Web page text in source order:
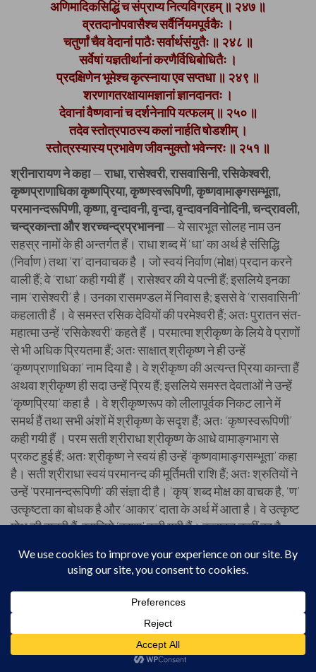
अणिमादिकसिद्धिं च संप्राप्य नित्यविग्रहम् ॥ २४७ ॥
व्रतदानोपवासैश्च सर्वैर्नियमपूर्वकैः ।
चतुर्णां चैव वेदानां पाठैः सर्वार्थसंयुतैः ॥ २४८ ॥
सर्वेषां यज्ञतीर्थानां करणैर्विधिबोधितैः ।
प्रदक्षिणेन भूमेश्च कृत्स्नाया एव सप्तधा ॥ २४९ ॥
शरणागतरक्षायामज्ञानां ज्ञानदानतः ।
देवानां वैष्णवानां च दर्शनेनापि यत्फलम् ॥ २५० ॥
तदेव स्तोत्रपाठस्य कलां नार्हति षोडशीम् ।
स्तोत्रस्यास्य प्रभावेण जीवन्मुक्तो भवेन्नरः ॥ २५१ ॥
श्रीनारायण ने कहा—राधा, रासेश्वरी, रासवासिनी, रसिकेश्वरी,
कृष्णप्राणाधिका कृष्णप्रिया, कृष्णस्वरूपिणी, कृष्णवामाङ्गसम्भूता,
परमानन्दरूपिणी, कृष्णा, वृन्दावनी, वृन्दा, वृन्दावनविनोदिनी, चन्द्रावली,
चन्द्रकान्ता और शरच्चन्द्रप्रभानना— ये सारभूत सोलह नाम उन
सहस्र नामों के ही अन्तर्गत हैं। राधा शब्द में ‘धा’ का अर्थ है संसिद्धि
(निर्वाण ) तथा ‘रा’ दानवाचक है । जो स्वयं निर्वाण (मोक्ष) प्रदान करने
वाली हैं; वे ‘राधा’ कही गयी हैं । रासेश्वर की ये पत्नी हैं; इसलिये इनका
नाम ‘रासेश्वरी’ है। उनका रासमण्डल में निवास है; इससे वे ‘रासवासिनी’
कहलाती हैं । वे समस्त रसिक देवियों की परमेश्वरी हैं; अतः पुरातन संत-
महात्मा उन्हें ‘रसिकेश्वरी’ कहते हैं । परमात्मा श्रीकृष्ण के लिये वे प्राणों
से भी अधिक प्रियतमा हैं; अतः साक्षात् श्रीकृष्ण ने ही उन्हें
‘कृष्णप्राणाधिका’ नाम दिया है। वे श्रीकृष्ण की अत्यन्त प्रिया कान्ता हैं
अथवा श्रीकृष्ण ही सदा उन्हें प्रिय हैं; इसलिये समस्त देवताओं ने उन्हें
‘कृष्णप्रिया’ कहा है । वे श्रीकृष्णरूप को लीलापूर्वक निकट लाने में
समर्थ हैं तथा सभी अंशों में श्रीकृष्ण के सदृश हैं; अतः ‘कृष्णस्वरूपिणी’
कही गयी हैं । परम सती श्रीराधा श्रीकृष्ण के आधे वामाङ्गभाग से
प्रकट हुई हैं; अतः श्रीकृष्ण ने स्वयं ही उन्हें ‘कृष्णवामाङ्गसम्भूता’ कहा
है। सती श्रीराधा स्वयं परमानन्द की मूर्तिमती राशि हैं; अतः श्रुतियों ने
उन्हें ‘परमानन्दरूपिणी’ की संज्ञा दी है। ‘कृष्’ शब्द मोक्ष का वाचक है, ‘ण’
उत्कृष्टता का बोधक है और ‘आकार’ दाता के अर्थ में आता है। वे उत्कृष्ट
मोक्ष की दात्री हैं; इसलिये ‘कृष्णा’ कही गयी हैं। वृन्दावन उन्हीं का है;
कारण उन्हें यह नाम प्राप्त हुआ है। सखियों के समुदाय को ‘वृन्द’ कहते हैं
और ‘अकार’ सत्ता का वाचक है । उनके समूह-की-समूह सखियाँ हैं;
इसलिये वे ‘वृन्दा’ कही गयी हैं। उन्हें सदा वृन्दावन में विनोद प्राप्त होता है;
अतः वेद उनको ‘वृन्दावनविनोदिनी’ कहते हैं । वे सदा मुखचन्द्र तथा
नखचन्द्र की अवली (पंक्ति) – से युक्त हैं; इस कारण श्रीकृष्ण ने उन्हें
‘चन्द्रावली’ नाम दिया है। उनकी कान्ति दिन-रात सदा ही चन्द्रमा के
तुल्य बनी रहती है; अतः श्रीहरि हर्षोल्लास के कारण उन्हें ‘चन्द्रकान्ता’